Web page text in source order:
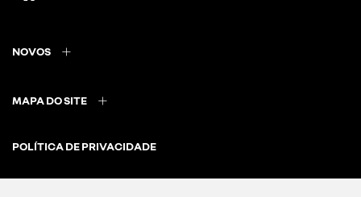
NOVOS
MAPA DO SITE
POLÍTICA DE PRIVACIDADE